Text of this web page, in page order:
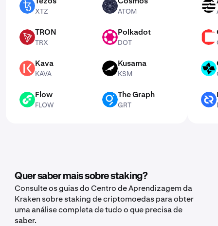
XTZ
XTZ
ATOM
ATOM
TRX TRON
TRX
Polkadot
DOT
KAVA Kava
KAVA
KSM Kusama
KSM
FLOW Flow
FLOW
GRT The Graph
GRT
APT
CTSI
DCR
Quer saber mais sobre staking?
Consulte os guias do Centro de Aprendizagem da
Kraken sobre staking de criptomoedas para obter
uma análise completa de tudo o que precisa de
saber.